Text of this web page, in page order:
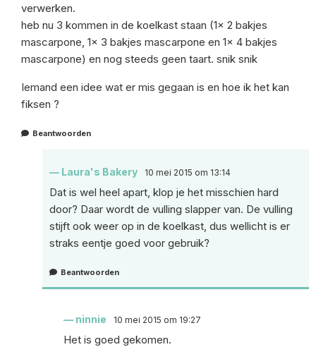
verwerken.
heb nu 3 kommen in de koelkast staan (1x 2 bakjes
mascarpone, 1x 3 bakjes mascarpone en 1x 4 bakjes
mascarpone) en nog steeds geen taart. snik snik
Iemand een idee wat er mis gegaan is en hoe ik het kan
fiksen ?
Beantwoorden
Laura's Bakery 10 mei 2015 om 13:14
Dat is wel heel apart, klop je het misschien hard
door? Daar wordt de vulling slapper van. De vulling
stijft ook weer op in de koelkast, dus wellicht is er
straks eentje goed voor gebruik?
Beantwoorden
ninnie 10 mei 2015 om 19:27
Het is goed gekomen.